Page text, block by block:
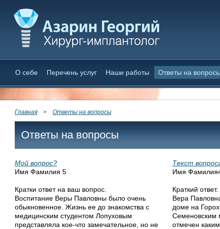
О себе Перечень услуг Наши работы Ответы на
Главная > Ответы на вопросы
Ответы на вопросы
Мой вопрос?
Имя Фамилия 5
Кратки ответ на ваш вопрос.
Воспитание Веры Павловны было очень
обыкновенное. Жизнь ее до знакомства с
медицинским студентом Лопуховым
представляла кое-что замечательное, но не
Текст
Имя
Краткий ответ.
Вера
доме на
Семеновским
отмечен